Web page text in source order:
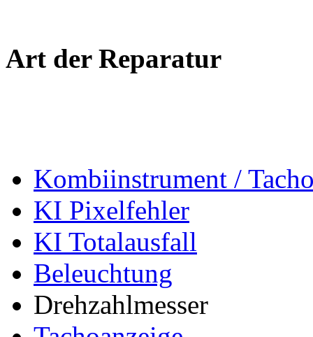
Art der Reparatur
Kombiinstrument /
KI Pixelfehler
KI Totalausfall
Beleuchtung
Drehzahlmesser